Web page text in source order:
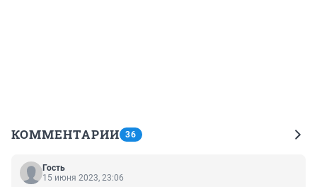
КОММЕНТАРИИ 36
Гость
15 июня 2023, 23:06